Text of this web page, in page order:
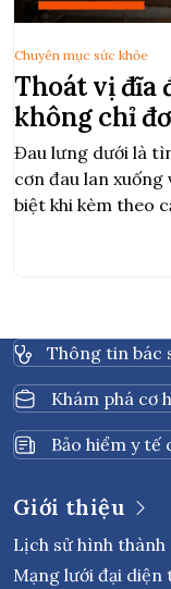
Thoát vị đĩa
không chỉ
Đau lưng dưới là
cơn đau lan xuống
biệt khi kèm theo
Chuyên mục sức khỏe
Thông tin bác
Khám phá cơ
Bảo hiểm y tế
Giới thiệu
Lịch sử hình thành
Mạng lưới đại diện